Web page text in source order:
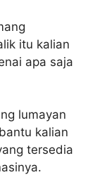
itu kalian
apa saja
lumayan
kalian
tersedia